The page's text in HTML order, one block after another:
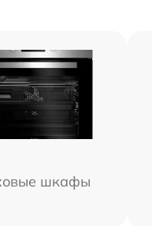
шкафы